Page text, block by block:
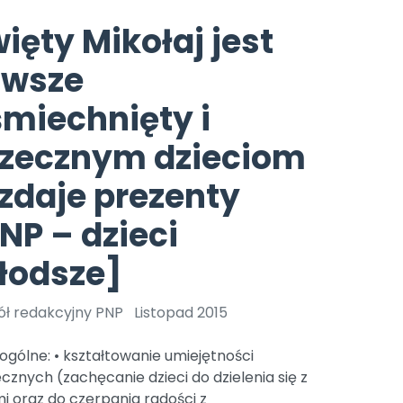
Archiwalne numery
Pomoc
Zapowiedzi
Polecamy
Promocje
25 czerwca 2024 r. uzyskała
r. Nr decyzji:
Online.
Bliżej Pieska
Pomoc zwierzętom
Książka (dla) Przedszkolaka
Promowanie czytelnictwa
TikTok
Zobacz nas na TikToku
YouTube
Mikołaj jest
i
dzieciom
prezenty
– dzieci
redakcyjny PNP Listopad 2015
• kształtowanie umiejętności
(zachęcanie dzieci do dzielenia się z